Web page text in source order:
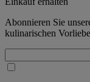
Abonnieren Sie
kulinarischen